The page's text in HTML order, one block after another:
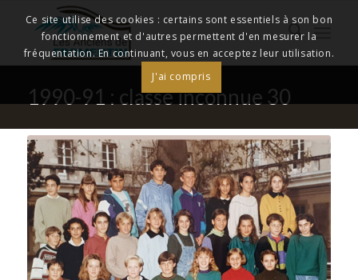
1990-91 : classe inconnue 30
Ce site utilise des cookies : certains sont essentiels à son bon
fonctionnement et d'autres permettent d'en mesurer la
fréquentation. En continuant, vous en acceptez leur utilisation.
J'ai compris